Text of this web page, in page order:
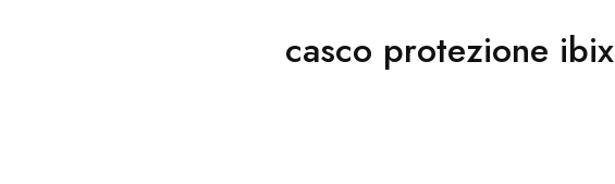
casco protezione ibix